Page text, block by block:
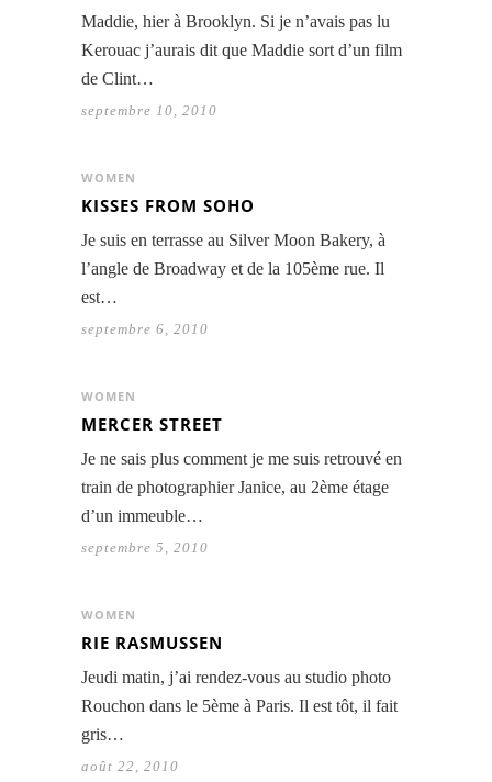
Maddie, hier à Brooklyn. Si je n’avais pas lu
Kerouac j’aurais dit que Maddie sort d’un film
de Clint…
septembre 10, 2010
WOMEN
KISSES FROM SOHO
Je suis en terrasse au Silver Moon Bakery, à
l’angle de Broadway et de la 105ème rue. Il
est…
septembre 6, 2010
WOMEN
MERCER STREET
Je ne sais plus comment je me suis retrouvé en
train de photographier Janice, au 2ème étage
d’un immeuble…
septembre 5, 2010
WOMEN
RIE RASMUSSEN
Jeudi matin, j’ai rendez-vous au studio photo
Rouchon dans le 5ème à Paris. Il est tôt, il fait
gris…
août 22, 2010